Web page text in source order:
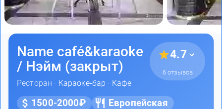
Фото предоставлены заведением
Name café&karaoke
/ Нэйм (закрыт)
Ресторан · Караоке-бар · Кафе
4.7
6 отзывов
1500-2000₽ Европейская